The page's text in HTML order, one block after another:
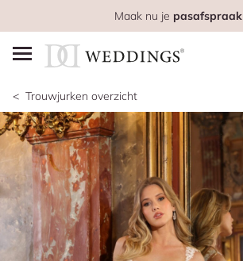
Maak nu je pasafspraak
Trouwjurken overzicht